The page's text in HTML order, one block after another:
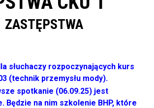
ZASTĘPSTWA
słuchaczy rozpoczynających kurs
(technik przemysłu mody).
spotkanie (06.09.25) jest
Będzie na nim szkolenie BHP, które